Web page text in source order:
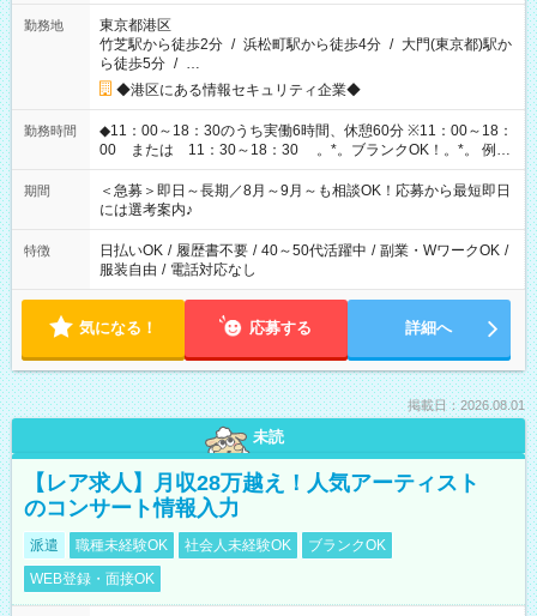
勤務地
東京都港区
竹芝駅から徒歩2分 / 浜松町駅から徒歩4分 / 大門(東京都)駅か
ら徒歩5分 / …
◆港区にある情報セキュリティ企業◆
勤務時間
◆11：00～18：30のうち実働6時間、休憩60分 ※11：00～18：
00 または 11：30～18：30 。*。ブランクOK！。*。 例え
ば前職が、 在宅/財団法人/事務/コールセンター/受付/販売/カフェ
スタッフ スイーツ販売/ホテルフロント/化粧品販売/など 様々な
業界から入社して活躍されています♪
期間
＜急募＞即日～長期／8月～9月～も相談OK！応募から最短即日
には選考案内♪
特徴 日払いOK / 履歴書不要 / 40～50代活躍中 / 副業・WワークOK /
服装自由 / 電話対応なし
気になる！ 応募する 詳細へ
掲載日：2026.08.01
未読
【レア求人】月収28万越え！人気アーティスト
のコンサート情報入力
派遣 職種未経験OK 社会人未経験OK
ブランクOK
WEB登録・面接OK